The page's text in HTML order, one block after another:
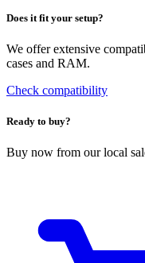
Does it fit your setup?
We offer extensive
cases and RAM.
Check compatibility
Ready to buy?
Buy now from our local